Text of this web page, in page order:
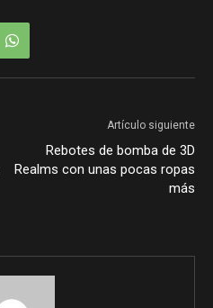
Artículo siguiente
Rebotes de bomba de 3D
Realms con unas pocas ropas
más